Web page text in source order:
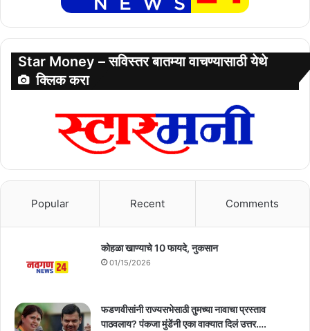
Star Money – सविस्तर बातम्या वाचण्यासाठी येथे
क्लिक करा
Popular Recent Comments
कोहळा खाण्याचे 10 फायदे, नुकसान
01/15/2026
फडणवीसांनी राज्यसभेसाठी तुमच्या नावाचा प्रस्ताव
पाठवलाय? पंकजा मुंडेंनी एका वाक्यात दिलं उत्तर….